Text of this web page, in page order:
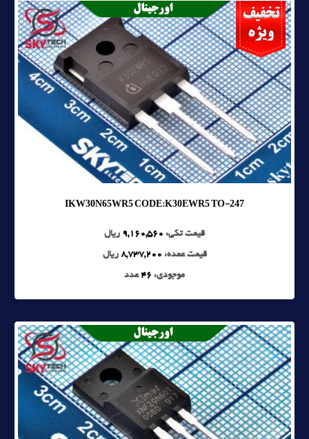
IKW30N65WR5 CODE:K30EWR5 TO-247
قیمت تکی: 9,160,560 ریال
قیمت عمده: 8,737,200 ریال
موجودی: 46 عدد